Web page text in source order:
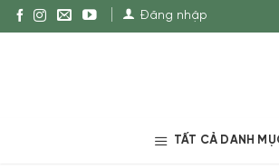
Đăng nhập
TẤT CẢ DANH